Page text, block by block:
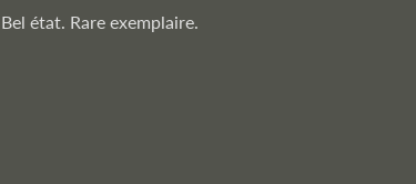
Bel état. Rare exemplaire.